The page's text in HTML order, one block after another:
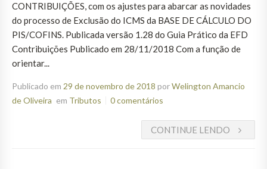
CONTRIBUIÇÕES, com os ajustes para abarcar as novidades
do processo de Exclusão do ICMS da BASE DE CÁLCULO DO
PIS/COFINS. Publicada versão 1.28 do Guia Prático da EFD
Contribuições Publicado em 28/11/2018 Com a função de
orientar...
Publicado em 29 de novembro de 2018 porWelington Amancio
de Oliveira em Tributos 0 comentários
CONTINUE LENDO